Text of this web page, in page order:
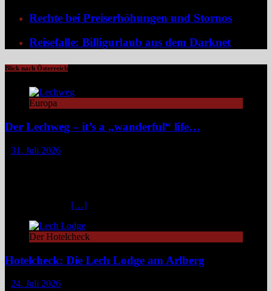
Rechte bei Preiserhöhungen und Stornos
Reisefalle: Billigurlaub aus dem Darknet
Blick nach Österreich
Europa
Der Lechweg – it’s a „wanderful“ life…
31. Juli 2026
[…]
Der Hotelcheck
Hotelcheck: Die Lech Lodge am Arlberg
24. Juli 2026